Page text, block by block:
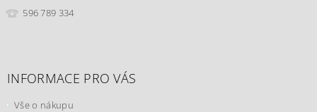
596 789 334
INFORMACE PRO VÁS
Vše o nákupu